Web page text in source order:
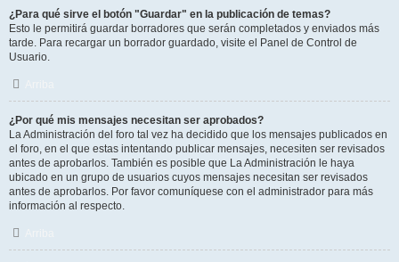
¿Para qué sirve el botón "Guardar" en la publicación de temas?
Esto le permitirá guardar borradores que serán completados y enviados más
tarde. Para recargar un borrador guardado, visite el Panel de Control de
Usuario.
¿Por qué mis mensajes necesitan ser aprobados?
La Administración del foro tal vez ha decidido que los mensajes publicados en
el foro, en el que estas intentando publicar mensajes, necesiten ser revisados
antes de aprobarlos. También es posible que La Administración le haya
ubicado en un grupo de usuarios cuyos mensajes necesitan ser revisados
antes de aprobarlos. Por favor comuníquese con el administrador para más
información al respecto.